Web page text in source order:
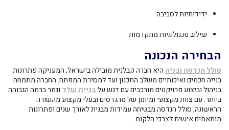
ידידותיות לסביבה
שילוב טכנולוגיות מתקדמות
הבחירה הנכונה
סולל הנדסה ובניה היא חברה קבלנית מובילה בישראל, המעניקה פתרונות
בנייה חכמים ואיכותיים משלב התכנון ועד למסירת המפתח. החברה מתמחה
בניהול וביצוע פרויקטים מורכבים עם דגש עלבניית שלד וגמר ברמה הגבוהה
ביותר. עם צוות מקצועי ומיומן של מהנדסים ובעלי מקצוע מהשורה
הראשונה, סולל הנדסה מבטיחה עמידות מבנית לאורך שנים ופתרונות
מותאמים אישית לצרכי הלקוח.